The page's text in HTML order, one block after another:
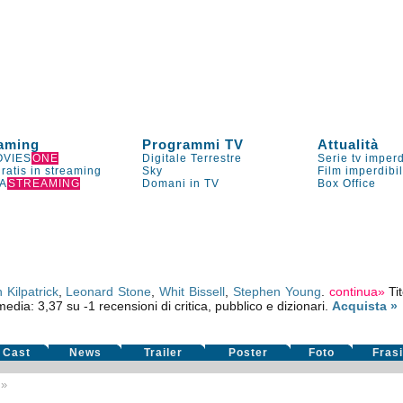
Programmi TV Attualità
ONE Digitale Terrestre
Serie tv
in streaming
Sky
Film
STREAMING Domani in TV Box Office
Kilpatrick, Leonard Stone ,Whit Bissell Stephen Young continua»
3,37 su -1 recensioni di critica, pubblico e dizionari. Acquista »
Cast News Trailer Poster Foto Frasi